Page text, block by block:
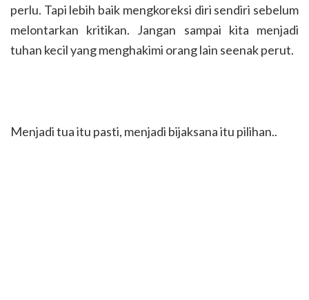
perlu. Tapi lebih baik mengkoreksi diri sendiri sebelum
melontarkan kritikan. Jangan sampai kita menjadi
tuhan kecil yang menghakimi orang lain seenak perut.
Menjadi tua itu pasti, menjadi bijaksana itu pilihan..